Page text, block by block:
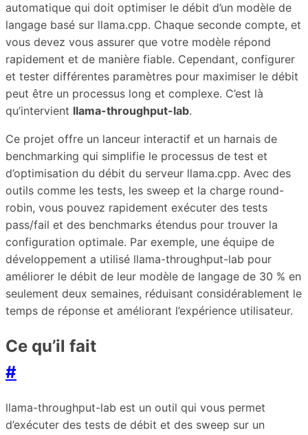
automatique qui doit optimiser le débit d’un modèle de
langage basé sur llama.cpp. Chaque seconde compte, et
vous devez vous assurer que votre modèle répond
rapidement et de manière fiable. Cependant, configurer
et tester différentes paramètres pour maximiser le débit
peut être un processus long et complexe. C’est là
qu’intervient llama-throughput-lab.
Ce projet offre un lanceur interactif et un harnais de
benchmarking qui simplifie le processus de test et
d’optimisation du débit du serveur llama.cpp. Avec des
outils comme les tests, les sweep et la charge round-
robin, vous pouvez rapidement exécuter des tests
pass/fail et des benchmarks étendus pour trouver la
configuration optimale. Par exemple, une équipe de
développement a utilisé llama-throughput-lab pour
améliorer le débit de leur modèle de langage de 30 % en
seulement deux semaines, réduisant considérablement le
temps de réponse et améliorant l’expérience utilisateur.
Ce qu’il fait
#
llama-throughput-lab est un outil qui vous permet
d’exécuter des tests de débit et des sweep sur un